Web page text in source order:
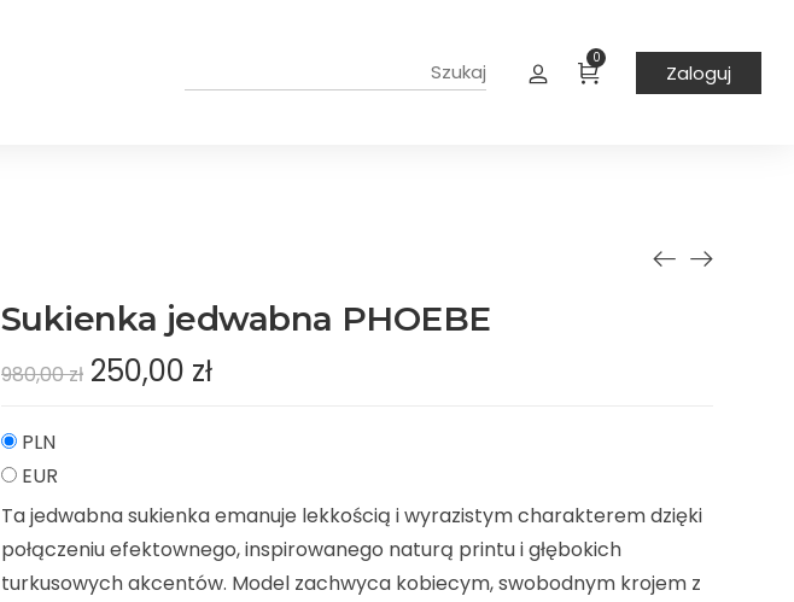
0
Zaloguj
Sukienka jedwabna PHOEBE
980,00zł 250,00 zł
PLN
EUR
Ta jedwabna sukienka emanuje lekkością i wyrazistym charakterem dzięki
połączeniu efektownego, inspirowanego naturą printu i głębokich
turkusowych akcentów. Model zachwyca kobiecym, swobodnym krojem z